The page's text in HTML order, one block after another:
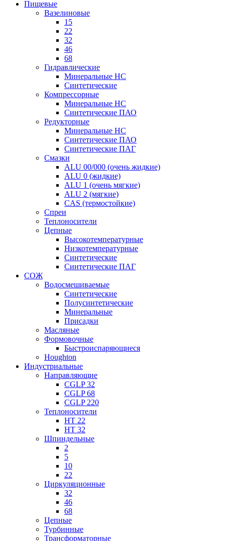
Пищевые
Вазелиновые
15
22
32
46
68
Гидравлические
Минеральные HC
Синтетические
Компрессорные
Минеральные HC
Синтетические ПАО
Редукторные
Минеральные HC
Синтетические ПАО
Синтетические ПАГ
Смазки
ALU 00/000 (очень жидкие)
ALU 0 (жидкие)
ALU 1 (очень мягкие)
ALU 2 (мягкие)
CAS (термостойкие)
Спреи
Теплоносители
Цепные
Высокотемпературные
Низкотемпературные
Синтетические
Синтетические ПАГ
СОЖ
Водосмешиваемые
Синтетические
Полусинтетические
Минеральные
Присадки
Масляные
Формовочные
Быстроиспаряющиеся
Houghton
Индустриальные
Направляющие
CGLP 32
CGLP 68
CGLP 220
Теплоносители
HT 22
HT 32
Шпиндельные
2
5
10
22
Циркуляционные
32
46
68
Цепные
Турбинные
Трансформаторные